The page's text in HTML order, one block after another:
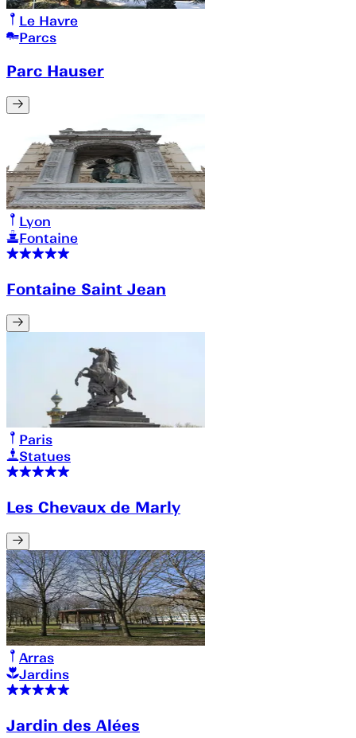
Le Havre
Parcs
Parc Hauser
Lyon
Fontaine
Fontaine Saint Jean
Paris
Statues
Les Chevaux de Marly
Arras
Jardins
Jardin des Alées